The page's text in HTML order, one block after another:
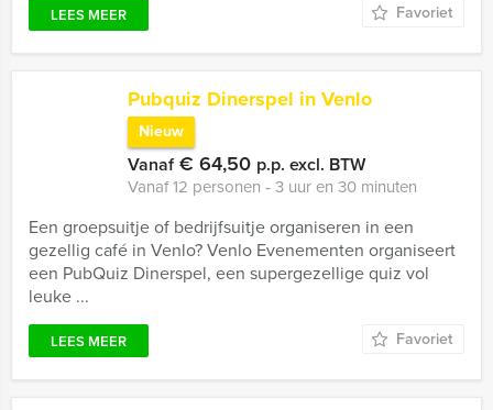
LEES MEER Favoriet
Pubquiz Dinerspel in Venlo
Nieuw
Vanaf€ 64,50 p.p. excl. BTW
Vanaf 12 personen ‐ 3 uur en 30 minuten
Een groepsuitje of bedrijfsuitje organiseren in een
gezellig café in Venlo? Venlo Evenementen organiseert
een PubQuiz Dinerspel, een supergezellige quiz vol
leuke ...
LEES MEER Favoriet